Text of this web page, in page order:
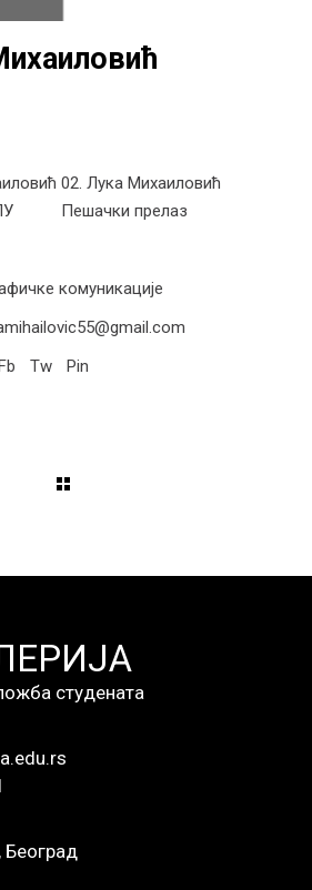
02. Лука Михаиловић
Пешачки прелаз
комуникације
Tw Pin
студената
Београд